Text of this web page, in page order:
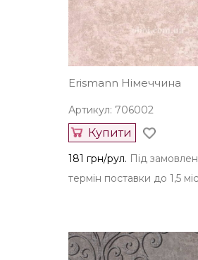
Erismann Німеччина
Артикул: 706002
Купити
181 грн/рул. Під
термін поставки до 1,5